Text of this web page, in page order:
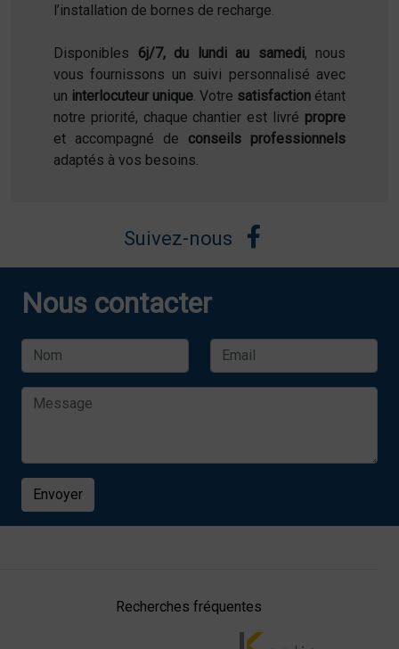
l’installation de bornes de recharge.
Disponibles 6j/7, du lundi au samedi, nous
vous fournissons un suivi personnalisé avec
un interlocuteur unique. Votre satisfaction étant
notre priorité, chaque chantier est livré propre
et accompagné de conseils professionnels
adaptés à vos besoins.
Suivez-nous
Nous contacter
Envoyer
Recherches fréquentes